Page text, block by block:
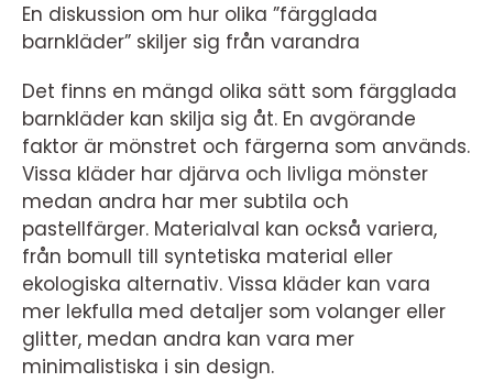
En diskussion om hur olika ”färgglada
barnkläder” skiljer sig från varandra
Det finns en mängd olika sätt som färgglada
barnkläder kan skilja sig åt. En avgörande
faktor är mönstret och färgerna som används.
Vissa kläder har djärva och livliga mönster
medan andra har mer subtila och
pastellfärger. Materialval kan också variera,
från bomull till syntetiska material eller
ekologiska alternativ. Vissa kläder kan vara
mer lekfulla med detaljer som volanger eller
glitter, medan andra kan vara mer
minimalistiska i sin design.